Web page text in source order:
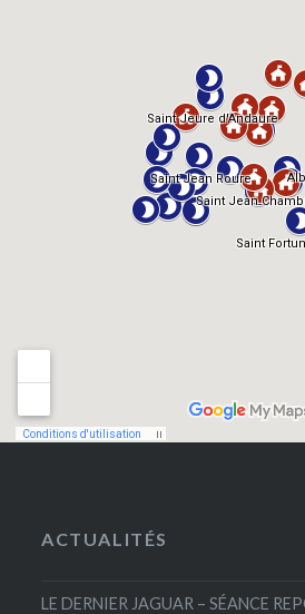
ACTUALITÉS
LE DERNIER JAGUAR – SÉANCE